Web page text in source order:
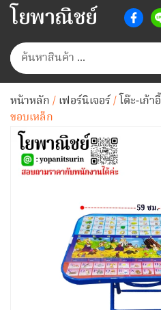
โยพาณิชย์
หน้าหลัก/เฟอร์นิเจอร์/โต๊ะ-เก้าอี้
ขอบเหล็ก